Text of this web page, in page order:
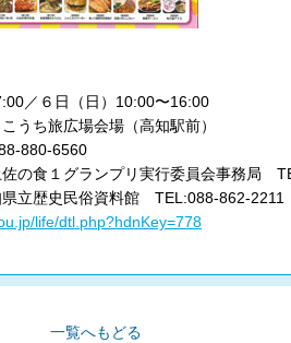
／６日（日）10:00〜16:00
うち旅広場会場（高知駅前）
880-6560
佐の食１グランプリ実行委員会事務局
立歴史民俗資料館 TEL:088‐862‐2211
life/dtl.php?hdnKey=778
一覧へもどる